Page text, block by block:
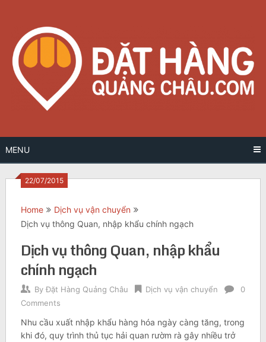
content
MENU
22/07/2015
Home
Dịch vụ vận chuyển
Dịch vụ thông Quan, nhập khẩu chính ngạch
Dịch vụ thông Quan, nhập khẩu
chính ngạch
By Đặt Hàng Quảng Châu Dịch vụ vận chuyển
0
Comments
Nhu cầu xuất nhập khẩu hàng hóa ngày càng tăng, trong
khi đó, quy trình thủ tục hải quan rườm rà gây nhiều trở